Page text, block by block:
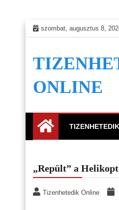
Skip
to
szombat, augusztus 8,
ONLINE
„Repült” a
Tizenhetedik Online